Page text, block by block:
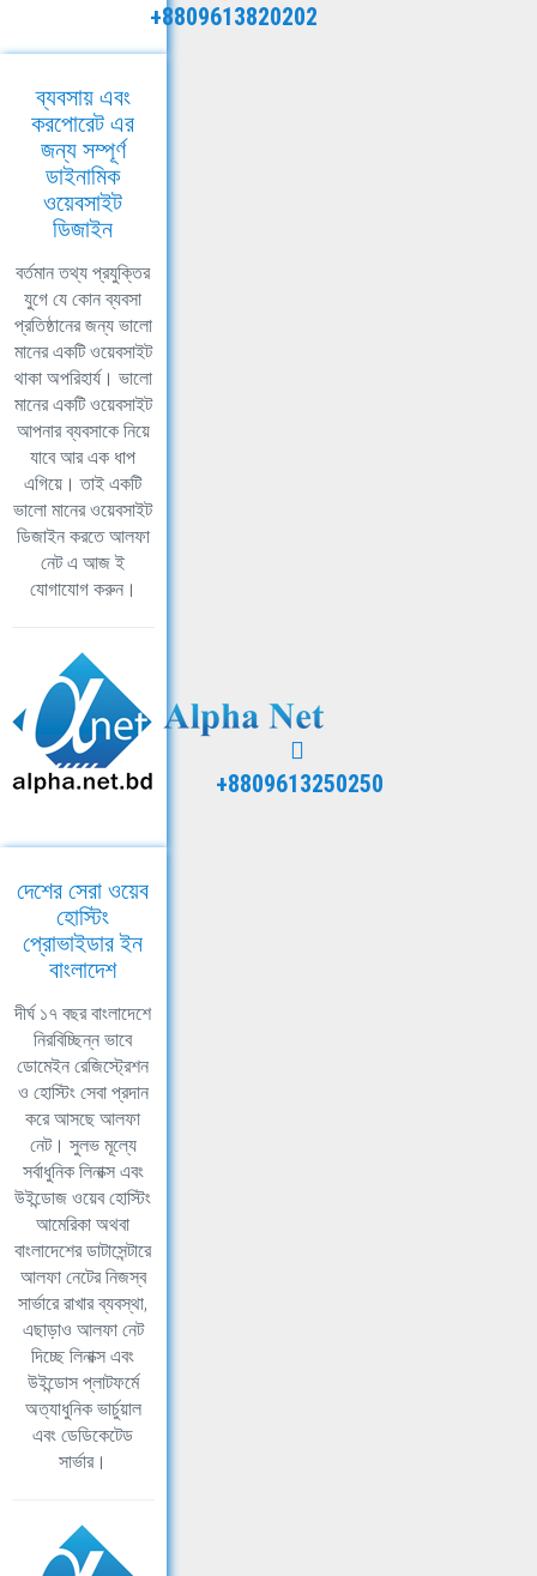
+8809613820202
ব্যবসায় এবং
করপোরেট এর
জন্য সম্পূর্ণ
ডাইনামিক
ওয়েবসাইট
ডিজাইন
বর্তমান তথ্য প্রযুক্তির
যুগে যে কোন ব্যবসা
প্রতিষ্ঠানের জন্য ভালো
মানের একটি ওয়েবসাইট
থাকা অপরিহার্য। ভালো
মানের একটি ওয়েবসাইট
আপনার ব্যবসাকে নিয়ে
যাবে আর এক ধাপ
এগিয়ে। তাই একটি
ভালো মানের ওয়েবসাইট
ডিজাইন করতে আলফা
নেট এ আজ ই
যোগাযোগ করুন।
+8809613250250
দেশের সেরা ওয়েব
হোস্টিং
প্রোভাইডার ইন
বাংলাদেশ
দীর্ঘ ১৭ বছর বাংলাদেশে
নিরবিচ্ছিন্ন ভাবে
ডোমেইন রেজিস্ট্রেশন
ও হোস্টিং সেবা প্রদান
করে আসছে আলফা
নেট। সুলভ মূল্যে
সর্বাধুনিক লিনাক্স এবং
উইন্ডোজ ওয়েব হোস্টিং
আমেরিকা অথবা
বাংলাদেশের ডাটাসেন্টারে
আলফা নেটের নিজস্ব
সার্ভারে রাখার ব্যবস্থা,
এছাড়াও আলফা নেট
দিচ্ছে লিনাক্স এবং
উইন্ডোস প্লাটফর্মে
অত্যাধুনিক ভার্চুয়াল
এবং ডেডিকেটেড
সার্ভার।